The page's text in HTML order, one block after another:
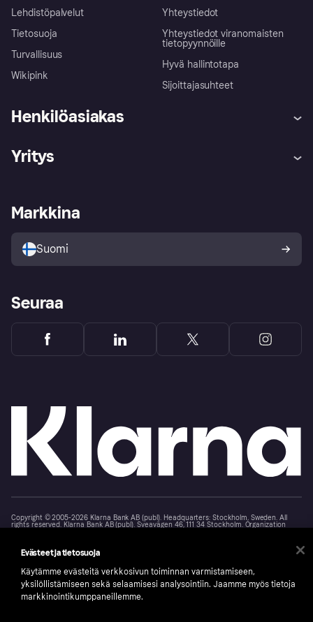
Lehdistöpalvelut
Tietosuoja
Turvallisuus
Wikipink
Yhteystiedot
Yhteystiedot viranomaisten
tietopyynnöille
Hyvä hallintotapa
Sijoittajasuhteet
Henkilöasiakas
Ohje
Kirjaudu sisään
Tutustu kauppoihin
Ostajan turva
Yritys
Kirjaudu sisään yrityksenä
Markkina
Suomi
Seuraa
Copyright © 2005-2026 Klarna Bank AB (publ). Headquarters: Stockholm, Sweden. All
rights reserved. Klarna Bank AB (publ). Sveavägen 46, 111 34 Stockholm. Organization
Klarnan evästeseloste
Evästeet ja tietosuoja
Käytämme evästeitä verkkosivun toiminnan varmistamiseen,
yksilöllistämiseen sekä selaamisesi analysointiin. Jaamme myös tietoja
markkinointikumppaneillemme.